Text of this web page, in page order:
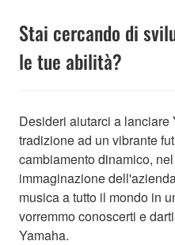
Stai cercando di
le tue abilità?
Desideri aiutarci a
tradizione ad un vibrante
cambiamento dinamico,
immaginazione
musica a tutto il mondo in
vorremmo conoscerti e
Yamaha.